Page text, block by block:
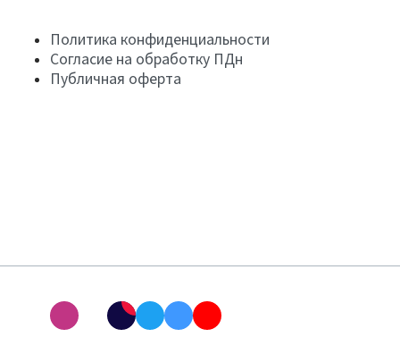
Политика конфиденциальности
Согласие на обработку ПДн
Публичная оферта